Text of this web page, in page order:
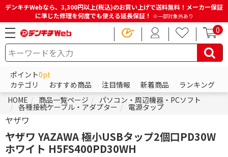
デンキチWebなら、3,300円以上(税込)のお買い上げで送料無料！メーカー保証
に準じた修理を何度でも使える延長保証！ ※一部対象外あり
0
ポイント0pt
カテゴリ
おすすめ商品 注目情報 新着商品
ランキング
HOME
商品一覧ページ パソコン・周辺機器・PCソフト
各種接続ケーブル・アダプター 電源タップ
ヤザワ
ヤザワ YAZAWA 極小USBタップ2個口PD30W
ホワイト H5FS400PD30WH